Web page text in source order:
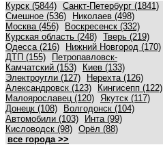
Курск (5844) Санкт-Петербург (1841)
Смешное (536)
Николаев (498)
Москва (456)
Воскресенск (332)
Курская область (248) Тверь (219)
Одесса (216)
Нижний Новгород (170)
ДТП (155)
Петропавловск-
Камчатский (153)
Киев (133)
Электроугли (127)
Нерехта (126)
Александровск (123)
Кингисепп (122)
Малоярославец (120) Якутск (117)
Донецк (108)
Волгодонск (104)
Автомобили (103)
Инта (99)
Кисловодск (98) Орёл (88)
все города >>